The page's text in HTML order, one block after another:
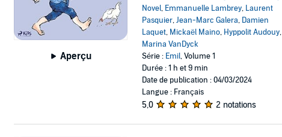
Aperçu
Novel, Emmanuelle Lambrey, Laurent
Pasquier,Jean-Marc Galera, Damien
Laquet, Mickaël Maino, Hyppolit Audouy,
Marina VanDyck
Série : Emil, Volume 1
Durée : 1 h et 9 min
Date de publication : 04/03/2024
Langue : Français
5,0 2 notations